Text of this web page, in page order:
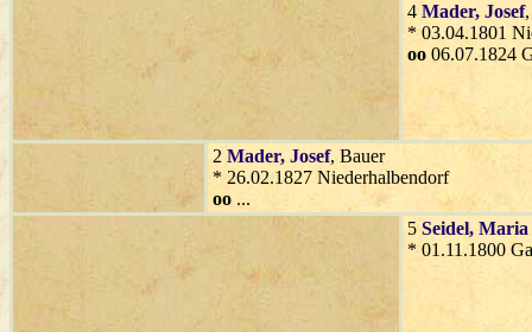
4 Mader, Josef
* 03.04.1801
oo 06.07.1824
2 Mader, Josef, Bauer
* 26.02.1827 Niederhalbendorf
oo ...
5 Seidel, Maria
* 01.11.1800